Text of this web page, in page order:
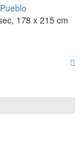
178 x 215 cm